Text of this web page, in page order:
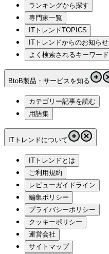
ランキングから探す
専門家一覧
ITトレンドTOPICS
ITトレンドからのお知らせ
よく検索されるキーワード
BtoB製品・サービスを知る
カテゴリー記事を読む
用語集
ITトレンドについて
ITトレンドとは
ご利用規約
レビューガイドライン
編集ポリシー
プライバシーポリシー
クッキーポリシー
運営会社
サイトマップ